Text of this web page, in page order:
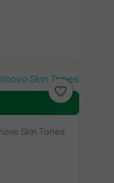
Skin Tones
favorite_border